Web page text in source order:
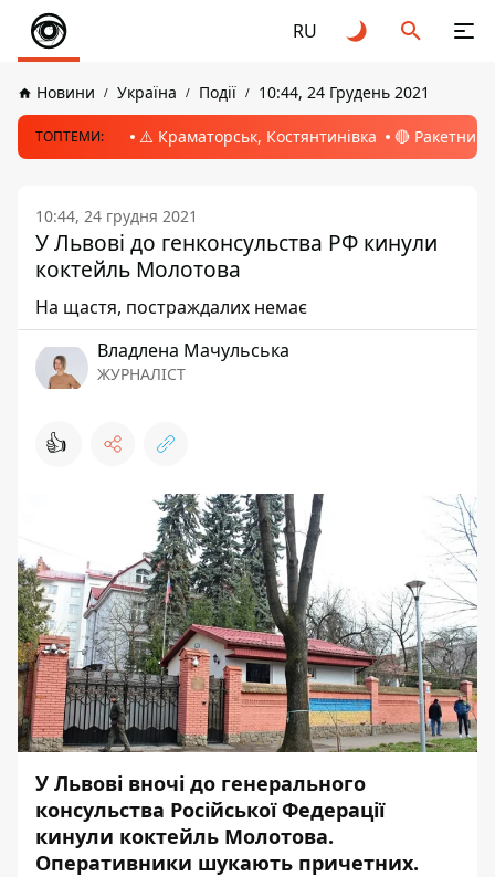
RU
Новини Україна Події 10:44, 24 Грудень 2021
ТОПТЕМИ: ⚠️ Краматорськ, Костянтинівка 🔴 Ракетний
10:44, 24 грудня 2021
У Львові до генконсульства РФ кинули
коктейль Молотова
На щастя, постраждалих немає
Владлена Мачульська
ЖУРНАЛІСТ
👍
У Львові вночі до генерального
консульства Російської Федерації
кинули коктейль Молотова.
Оперативники шукають причетних.